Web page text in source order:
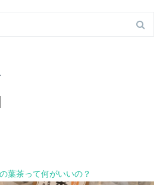
葉茶って何がいいの？